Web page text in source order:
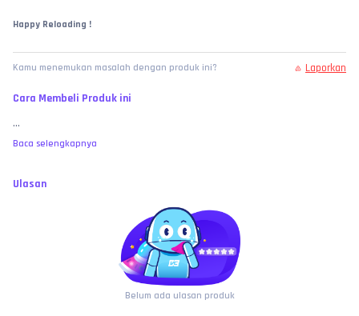
Happy Reloading !
Kamu menemukan masalah dengan produk ini? Laporkan
Cara Membeli Produk ini
...
Baca selengkapnya
Ulasan
Belum ada ulasan produk